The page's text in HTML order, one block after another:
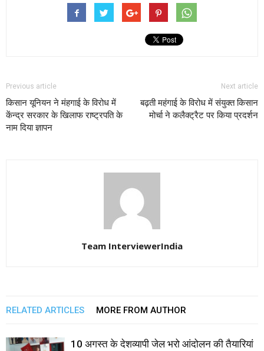
Previous article
किसान यूनियन ने मंहगाई के विरोध में
केंन्द्र सरकार के खिलाफ राष्ट्रपति के
नाम दिया ज्ञापन
Next article
बढ़ती महंगाई के विरोध में संयुक्त किसान
मोर्चा ने कलैक्ट्रैट पर किया प्रदर्शन
Team InterviewerIndia
RELATED ARTICLES MORE FROM AUTHOR
10 अगस्त के देशव्यापी जेल भरो आंदोलन की तैयारियां